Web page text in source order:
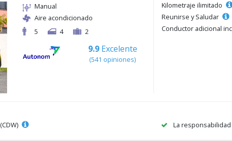
Manual
Aire acondicionado
5
4 2
9.9 Excelente
(541 opiniones)
Kilometraje ilimitado
Reunirse y Saludar
Conductor adicional
La